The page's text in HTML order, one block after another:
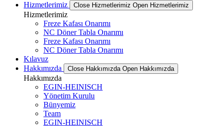
Hizmetlerimiz
Close Hizmetlerimiz Open Hizmetlerimiz
Hizmetlerimiz
Freze Kafası Onarımı
NC Döner Tabla Onarımı
Freze Kafası Onarımı
NC Döner Tabla Onarımı
Kılavuz
Hakkımızda
Close Hakkımızda Open Hakkımızda
Hakkımızda
EGIN-HEINISCH
Yönetim Kurulu
Bünyemiz
Team
EGIN-HEINISCH